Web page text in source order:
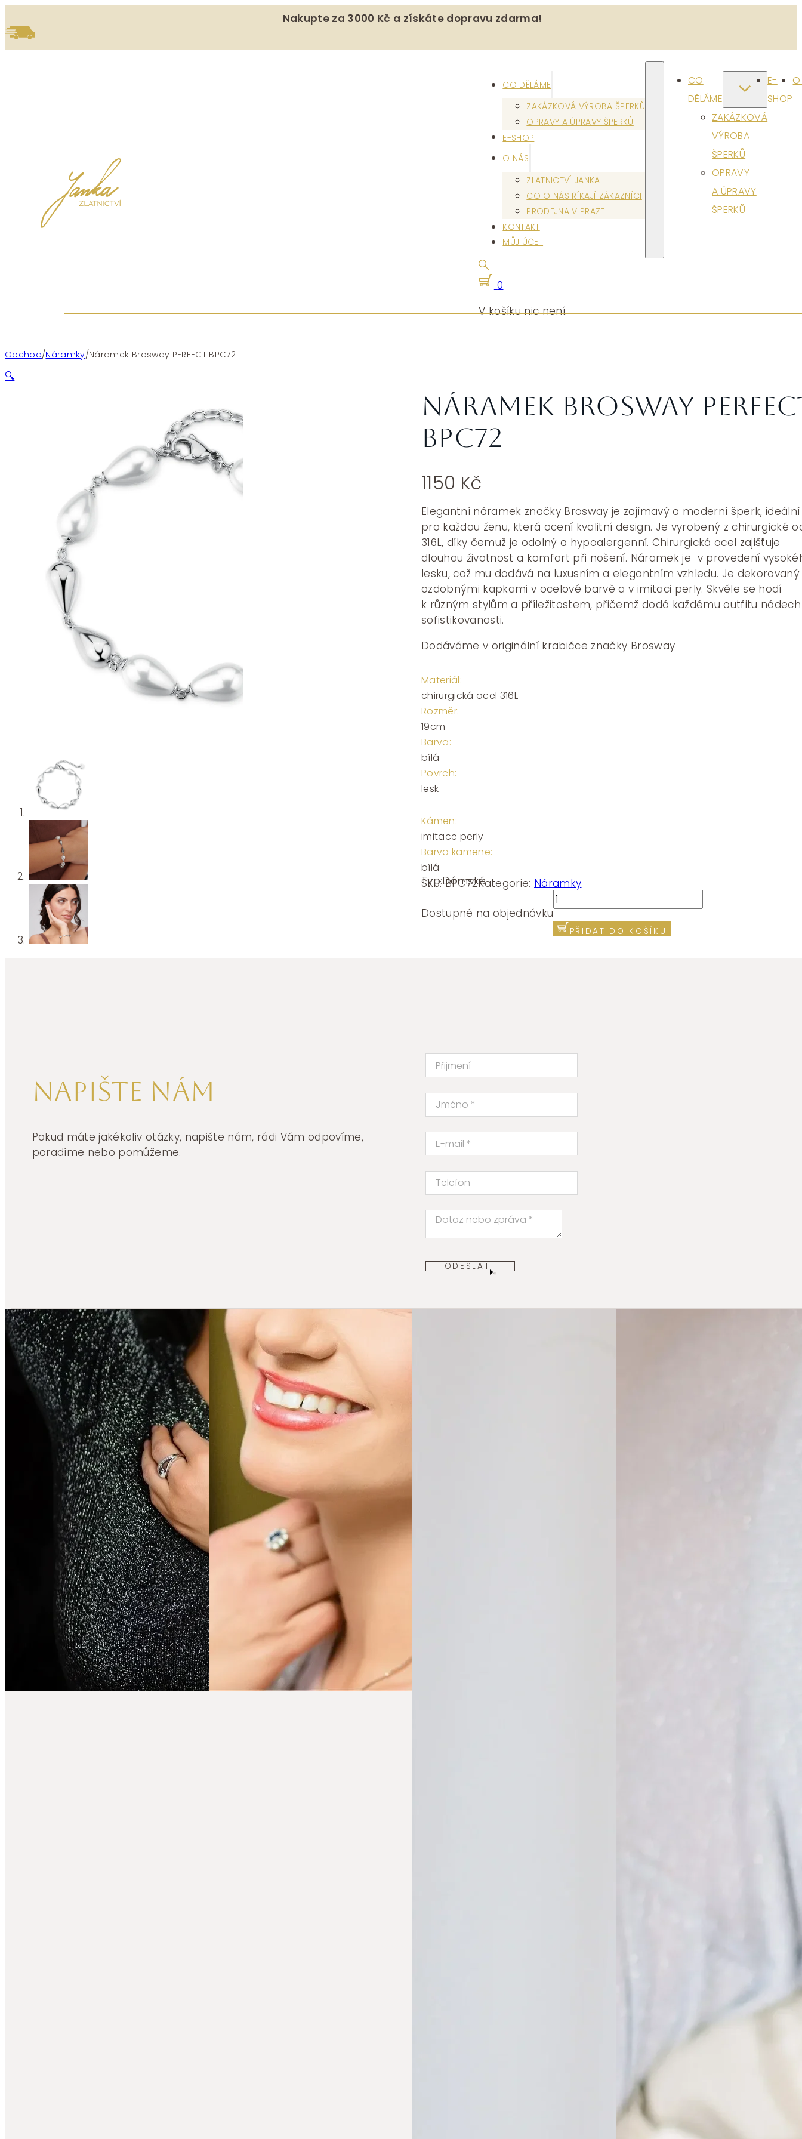
Nakupte za 3000 Kč a získáte dopravu zdarma!
CO DĚLÁME
ZAKÁZKOVÁ VÝROBA ŠPERKŮ
OPRAVY A ÚPRAVY ŠPERKŮ
E-SHOP
O NÁS
ZLATNICTVÍ JANKA
CO O NÁS ŘÍKAJÍ ZÁKAZNÍCI
PRODEJNA V PRAZE
KONTAKT
MŮJ ÚČET
CO
DĚLÁME
ZAKÁZKOVÁ
VÝROBA
ŠPERKŮ
OPRAVY
A ÚPRAVY
ŠPERKŮ
E-
SHOP
0
V košíku nic není.
Obchod/Náramky/Náramek Brosway PERFECT BPC72
🔍
Náramek Brosway
BPC72
1150 Kč
Elegantní náramek značky Brosway je zajímavý a moderní šperk, ideální
pro každou ženu, která ocení kvalitní design. Je vyrobený z chirurgické
316L, díky čemuž je odolný a hypoalergenní. Chirurgická ocel zajišťuje
dlouhou životnost a komfort při nošení. Náramek je v provedení
lesku, což mu dodává na luxusním a elegantním vzhledu. Je dekorovaný
ozdobnými kapkami v ocelové barvě a v imitaci perly. Skvěle se hodí
k různým stylům a příležitostem, přičemž dodá každému outfitu nádech
sofistikovanosti.
Dodáváme v originální krabičce značky Brosway
Materiál:
chirurgická ocel 316L
Rozměr:
19cm
Barva:
bílá
Povrch:
lesk
Kámen:
imitace perly
Barva kamene:
bílá
SKU:BPC72Kategorie: Náramky
Typ:Dámské
Dostupné na objednávku
Náramek
Brosway
PERFECT
PŘIDAT DO KOŠÍKU
Napište nám
Pokud máte jakékoliv otázky, napište nám, rádi Vám odpovíme,
poradíme nebo pomůžeme.
ODESLAT